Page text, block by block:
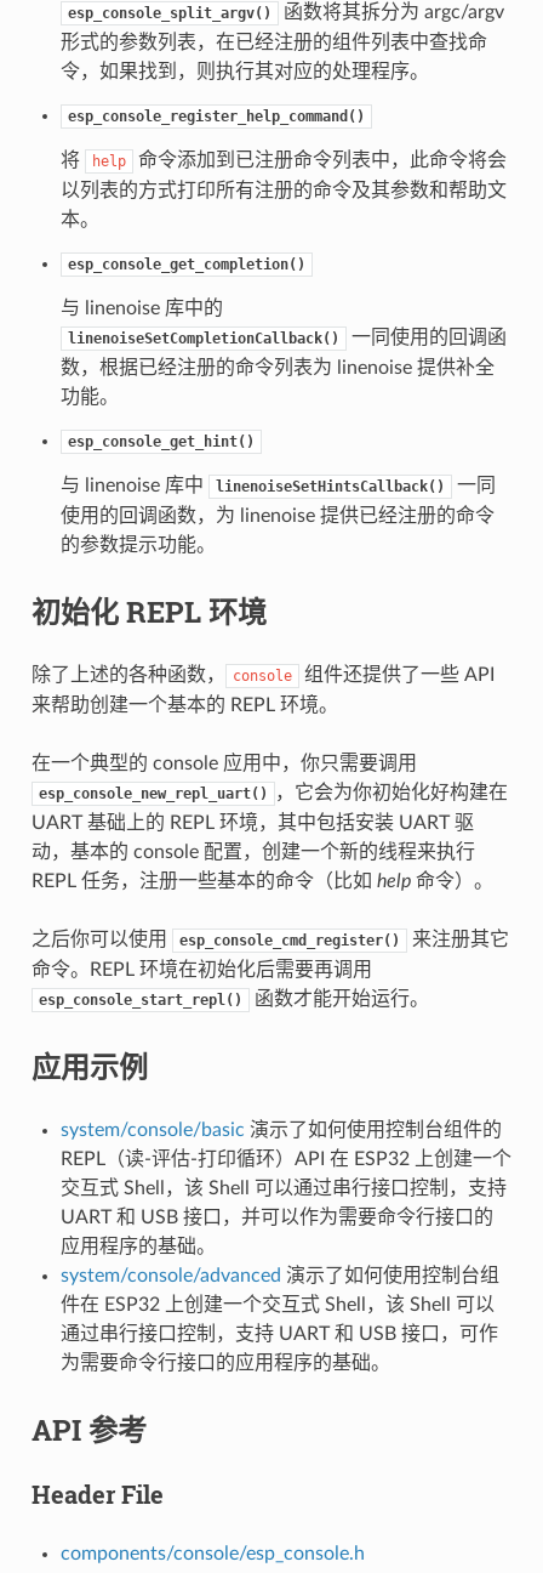
esp_console_split_argv()
函数将其拆分为 argc/argv
形式的参数列表，在已经注册的组件列表中查找命
令，如果找到，则执行其对应的处理程序。
esp_console_register_help_command()
将 help
命令添加到已注册命令列表中，此命令将会
以列表的方式打印所有注册的命令及其参数和帮助文
本。
esp_console_get_completion()
与 linenoise 库中的
linenoiseSetCompletionCallback()
一同使用的回调函
数，根据已经注册的命令列表为 linenoise 提供补全
功能。
esp_console_get_hint()
与 linenoise 库中 linenoiseSetHintsCallback()
一同
使用的回调函数，为 linenoise 提供已经注册的命令
的参数提示功能。
初始化 REPL 环境
除了上述的各种函数， console
组件还提供了一些 API
来帮助创建一个基本的 REPL 环境。
在一个典型的 console 应用中，你只需要调用
esp_console_new_repl_uart()
，它会为你初始化好构建在
UART 基础上的 REPL 环境，其中包括安装 UART 驱
动，基本的 console 配置，创建一个新的线程来执行
REPL 任务，注册一些基本的命令（比如 help命令）。
之后你可以使用 esp_console_cmd_register()
来注册其它
命令。REPL 环境在初始化后需要再调用
esp_console_start_repl() 函数才能开始运行。
应用示例
system/console/basic 演示了如何使用控制台组件的
REPL（读-评估-打印循环）API 在 ESP32 上创建一个
交互式 Shell，该 Shell 可以通过串行接口控制，支持
UART 和 USB 接口，并可以作为需要命令行接口的
应用程序的基础。
system/console/advanced 演示了如何使用控制台组
件在 ESP32 上创建一个交互式 Shell，该 Shell 可以
通过串行接口控制，支持 UART 和 USB 接口，可作
为需要命令行接口的应用程序的基础。
API 参考
Header File
components/console/esp_console.h